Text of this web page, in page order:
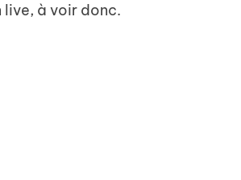
live, à voir donc.